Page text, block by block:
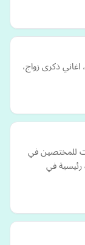
اغاني ذكرى زواج،
للمختصين في
رئيسية في